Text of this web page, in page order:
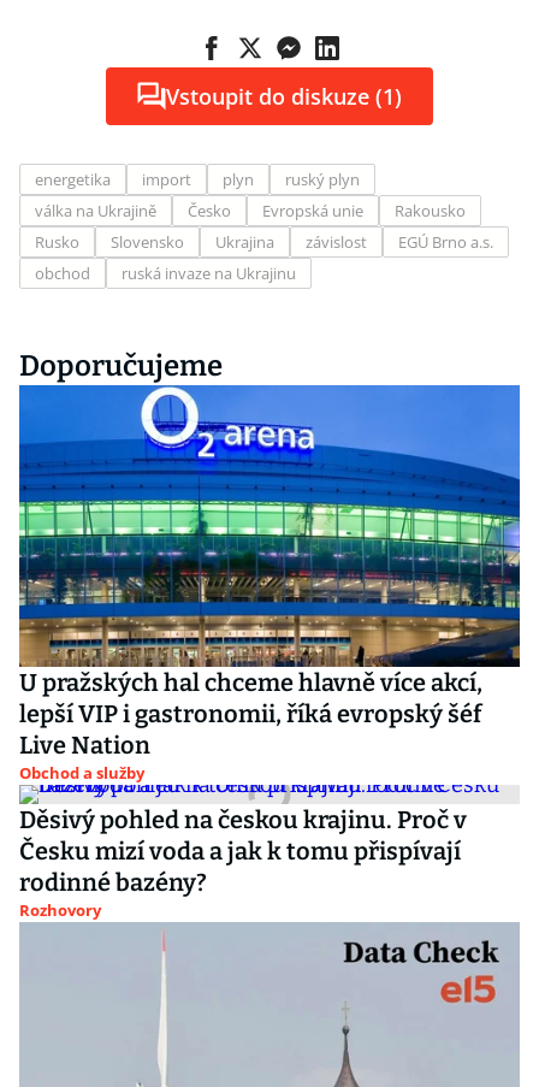
Vstoupit do diskuze (1)
energetika import plyn
ruský plyn
válka na Ukrajině
Česko Evropská unie
Rakousko
Rusko
Slovensko Ukrajina závislost
EGÚ Brno a.s.
obchod
ruská invaze na Ukrajinu
Doporučujeme
U pražských hal chceme hlavně více akcí,
lepší VIP i gastronomii, říká evropský šéf
Live Nation
Obchod a služby
Děsivý pohled na českou krajinu. Proč v
Česku mizí voda a jak k tomu přispívají
rodinné bazény?
Rozhovory